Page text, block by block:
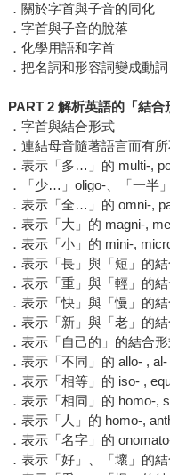
．關於字首與子音的同化
．字首與子音的脫落
．化學用語和字首
．把名詞和形容詞變成動詞
PART 2 解析英語的「結合
．字首與結合形式
．連結母音隨著語言而有
．表示「多…」的 multi-,
．「少…」oligo-、「一半
．表示「全…」的 omni-,
．表示「大」的 magni-,
．表示「小」的 mini-,
．表示「長」與「短」的
．表示「重」與「輕」的
．表示「快」與「慢」的
．表示「新」與「老」的
．表示「自己的」的結合
．表示「不同」的 allo- , al-
．表示「相等」的 iso- ,
．表示「相同」的 homo-,
．表示「人」的 homo-,
．表示「名字」的
．表示「好」、「壞」的